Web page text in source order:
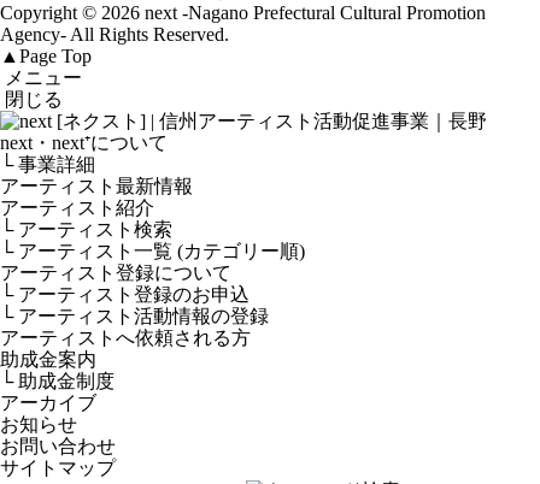
Copyright © 2026 next -Nagano Prefectural Cultural Promotion
Agency- All Rights Reserved.
▲ Page Top
メニュー
閉じる
next・next⁺について
└ 事業詳細
アーティスト最新情報
アーティスト紹介
└ アーティスト検索
└ アーティスト一覧 (カテゴリー順)
アーティスト登録について
└ アーティスト登録のお申込
└ アーティスト活動情報の登録
アーティストへ依頼される方
助成金案内
└ 助成金制度
アーカイブ
お知らせ
お問い合わせ
サイトマップ